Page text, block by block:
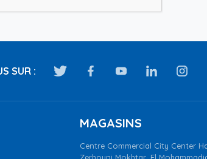
SUR :
MAGASINS
Centre Commercial City Center